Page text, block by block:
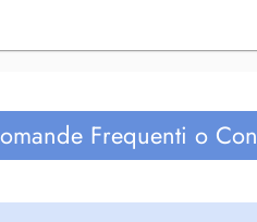
Frequenti o